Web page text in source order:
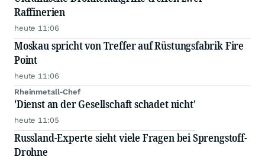
Raffinerien
heute 11:06
Moskau spricht von Treffer auf Rüstungsfabrik Fire
Point
heute 11:06
Rheinmetall-Chef
'Dienst an der Gesellschaft schadet nicht'
heute 11:05
Russland-Experte sieht viele Fragen bei Sprengstoff-
Drohne